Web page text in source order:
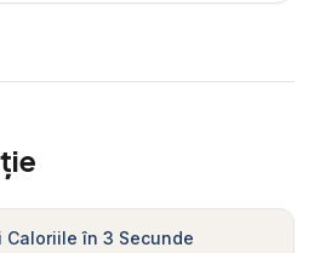
Caloriile în 3 Secunde